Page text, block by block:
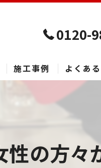
0120-
施工事例 よくあ
の方